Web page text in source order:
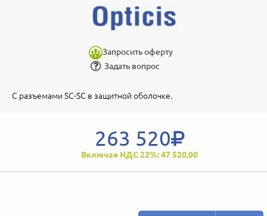
Запросить оферту
Задать вопрос
С разъемами SC-SC в защитной оболочке.
263 520
Включая НДС 22%: 47 520,00